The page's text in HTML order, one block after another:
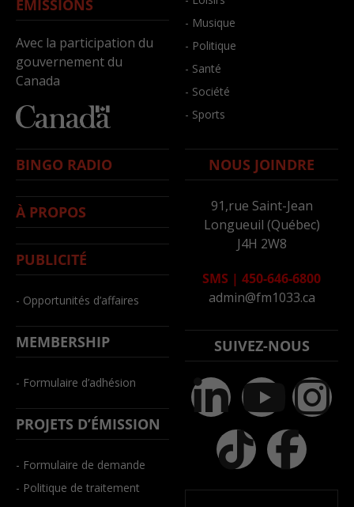
ÉMISSIONS
Avec la participation du
gouvernement du
Canada
- Musique
- Politique
- Santé
- Société
- Sports
BINGO RADIO
À PROPOS
PUBLICITÉ
- Opportunités d’affaires
MEMBERSHIP
- Formulaire d’adhésion
PROJETS D’ÉMISSION
- Formulaire de demande
- Politique de traitement
NOUS JOINDRE
91,rue Saint-Jean
Longueuil (Québec)
J4H 2W8
SMS | 450-646-6800
admin@fm1033.ca
SUIVEZ-NOUS